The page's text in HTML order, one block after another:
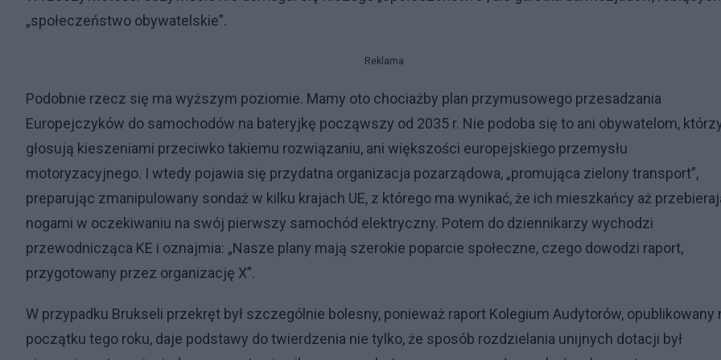
„społeczeństwo obywatelskie”.
Reklama
Podobnie rzecz się ma wyższym poziomie. Mamy oto chociażby plan przymusowego przesadzania
Europejczyków do samochodów na bateryjkę począwszy od 2035 r. Nie podoba się to ani obywatelom,
głosują kieszeniami przeciwko takiemu rozwiązaniu, ani większości europejskiego przemysłu
motoryzacyjnego. I wtedy pojawia się przydatna organizacja pozarządowa, „promująca zielony transport”,
preparując zmanipulowany sondaż w kilku krajach UE, z którego ma wynikać, że ich mieszkańcy aż
nogami w oczekiwaniu na swój pierwszy samochód elektryczny. Potem do dziennikarzy wychodzi
przewodnicząca KE i oznajmia: „Nasze plany mają szerokie poparcie społeczne, czego dowodzi raport,
przygotowany przez organizację X”.
W przypadku Brukseli przekręt był szczególnie bolesny, ponieważ raport Kolegium Audytorów, opublikowany
początku tego roku, daje podstawy do twierdzenia nie tylko, że sposób rozdzielania unijnych dotacji był